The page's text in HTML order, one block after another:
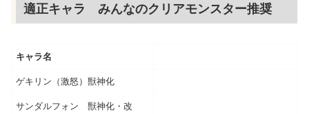
適正キャラ みんなのクリアモンスター推奨
キャラ名
ゲキリン（激怒）獣神化
サンダルフォン 獣神化・改